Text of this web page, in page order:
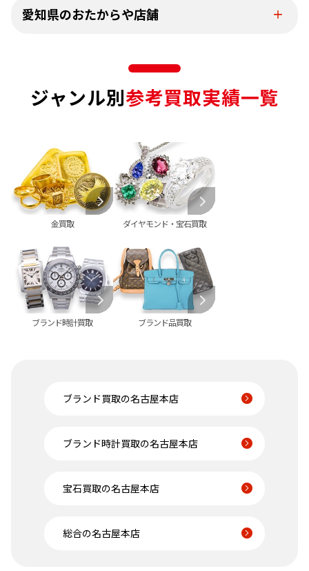
愛知県のおたからや店舗
ジャンル別参考買取実績一覧
金買取 ダイヤモンド・宝石買取
ブランド時計買取 ブランド品買取
ブランド買取の名古屋本店
ブランド時計買取の名古屋本店
宝石買取の名古屋本店
総合の名古屋本店